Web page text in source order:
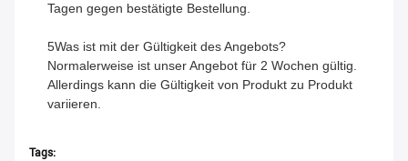
Tagen gegen bestätigte Bestellung.
5Was ist mit der Gültigkeit des Angebots?
Normalerweise ist unser Angebot für 2 Wochen gültig.
Allerdings kann die Gültigkeit von Produkt zu Produkt
variieren.
Tags: